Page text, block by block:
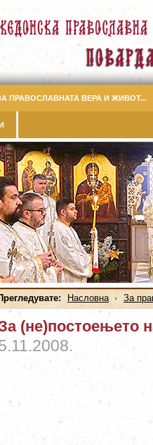
ПРАВОСЛАВНАТА ВЕРА И ЖИВОТ...
Насловна За
(не)постоењето